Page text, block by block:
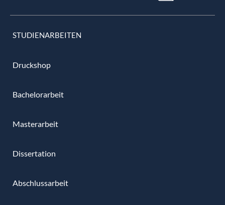
STUDIENARBEITEN
Druckshop
Bachelorarbeit
Masterarbeit
Dissertation
Abschlussarbeit